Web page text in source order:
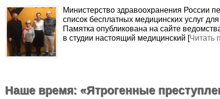
Министерство здравоохранения России
список бесплатных медицинских услуг
Памятка опубликована на сайте
в студии настоящий медицинский [Читать
Наше время: «Ятрогенные